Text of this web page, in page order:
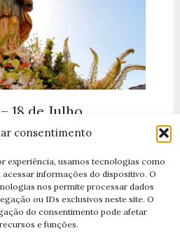
consentimento
experiência, usamos tecnologias como
informações do dispositivo. O
nos permite processar dados
ou IDs exclusivos neste site. O
do consentimento pode afetar
e funções.
18 de Julho
/ Santas Católicas,